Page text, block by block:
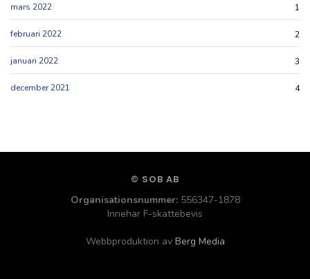
mars 2022 1
februari 2022 2
januari 2022 3
december 2021 4
© SOB AB
Organisationsnummer:556347-1878
Innehar F-skattebevis
Webbproduktion av Berg Media